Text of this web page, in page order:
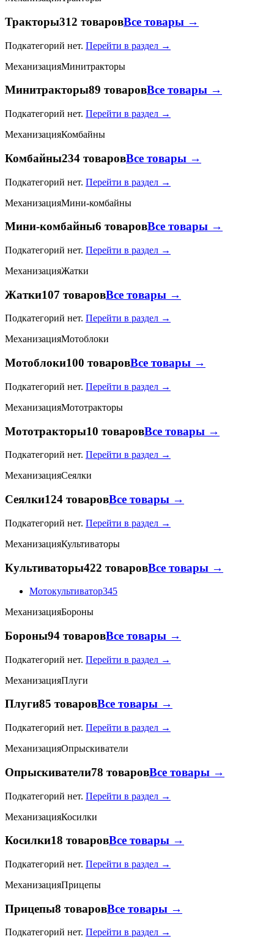
Тракторы312 товаровВсе товары →
Подкатегорий нет. Перейти в раздел →
МеханизацияМинитракторы
Минитракторы89 товаровВсе товары →
Подкатегорий нет. Перейти в раздел →
МеханизацияКомбайны
Комбайны234 товаровВсе товары →
Подкатегорий нет. Перейти в раздел →
МеханизацияМини-комбайны
Мини-комбайны6 товаровВсе товары →
Подкатегорий нет. Перейти в раздел →
МеханизацияЖатки
Жатки107 товаровВсе товары →
Подкатегорий нет. Перейти в раздел →
МеханизацияМотоблоки
Мотоблоки100 товаровВсе товары →
Подкатегорий нет. Перейти в раздел →
МеханизацияМототракторы
Мототракторы10 товаровВсе товары →
Подкатегорий нет. Перейти в раздел →
МеханизацияСеялки
Сеялки124 товаровВсе товары →
Подкатегорий нет. Перейти в раздел →
МеханизацияКультиваторы
Культиваторы422 товаровВсе товары →
Мотокультиватор345
МеханизацияБороны
Бороны94 товаровВсе товары →
Подкатегорий нет. Перейти в раздел →
МеханизацияПлуги
Плуги85 товаровВсе товары →
Подкатегорий нет. Перейти в раздел →
МеханизацияОпрыскиватели
Опрыскиватели78 товаровВсе товары →
Подкатегорий нет. Перейти в раздел →
МеханизацияКосилки
Косилки18 товаровВсе товары →
Подкатегорий нет. Перейти в раздел →
МеханизацияПрицепы
Прицепы8 товаровВсе товары →
Подкатегорий нет. Перейти в раздел →